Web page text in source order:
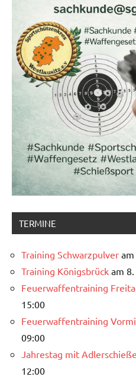
TERMINE
Training Schwarzpulver
Training Königsbrück am
Feuerwaffentraining
15:00
Feuerwaffentraining
09:00
Jahrestag mit
12:00